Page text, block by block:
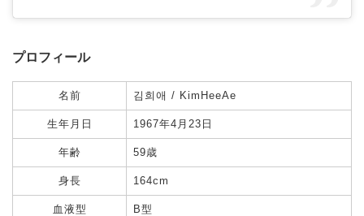
プロフィール
名前 김희애 / KimHeeAe
生年月日 1967年4月23日
年齢 59歳
身長 164cm
血液型 B型